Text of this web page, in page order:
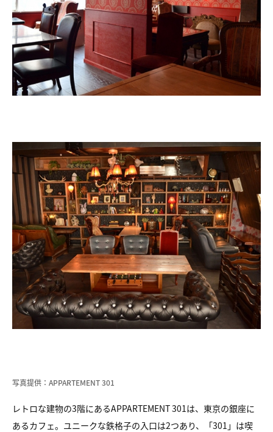
写真提供：APPARTEMENT 301
レトロな建物の3階にあるAPPARTEMENT 301は、東京の銀座に
あるカフェ。ユニークな鉄格子の入口は2つあり、「301」は喫